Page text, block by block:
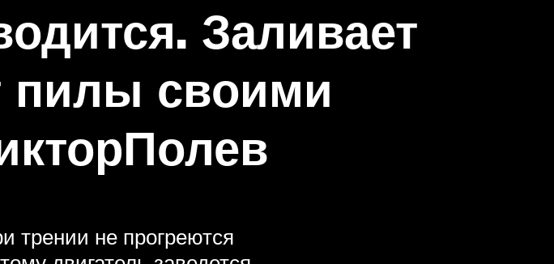
Заливает
пилы своими
трении не прогреются